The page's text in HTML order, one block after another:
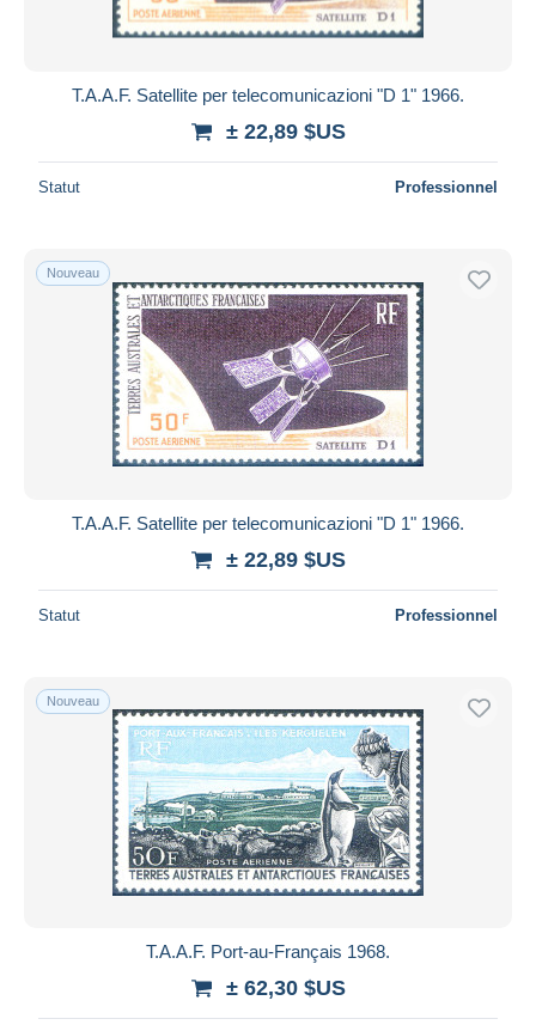
T.A.A.F. Satellite per telecomunicazioni "D 1" 1966.
± 22,89 $US
Statut Professionnel
Nouveau
T.A.A.F. Satellite per telecomunicazioni "D 1" 1966.
± 22,89 $US
Statut Professionnel
Nouveau
T.A.A.F. Port-au-Français 1968.
± 62,30 $US